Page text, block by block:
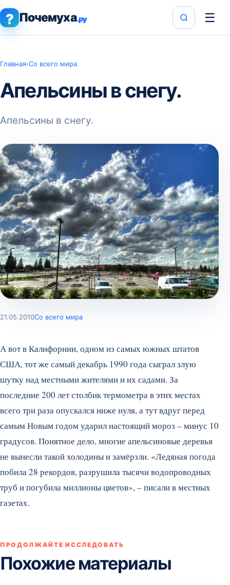
? Почемуха.ру ☰
Главная›Со всего мира
Апельсины в снегу.
Апельсины в снегу.
21.05.2010Со всего мира
А вот в Калифорнии, одном из самых южных штатов
США, тот же самый декабрь 1990 года сыграл злую
шутку над местными жителями и их садами. За
последние 200 лет столбик термометра в этих местах
всего три раза опускался ниже нуля, а тут вдруг перед
самым Новым годом ударил настоящий мороз – минус 10
градусов. Понятное дело, многие апельсиновые деревья
не вынесли такой холодины и замёрзли. «Ледяная погода
побила 28 рекордов, разрушила тысячи водопроводных
труб и погубила миллионы цветов», – писали в местных
газетах.
ПРОДОЛЖАЙТЕ ИССЛЕДОВАТЬ
Похожие материалы